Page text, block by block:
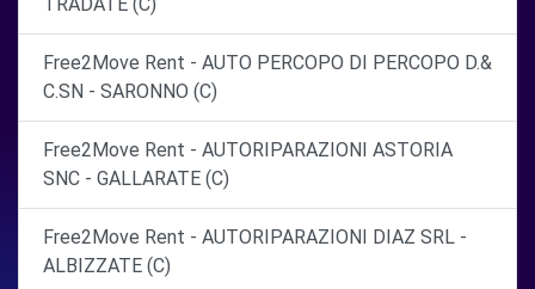
Free2Move Rent - AUTO PERCOPO DI PERCOPO D.&
C.SN - SARONNO (C)
Free2Move Rent - AUTORIPARAZIONI ASTORIA
SNC - GALLARATE (C)
Free2Move Rent - AUTORIPARAZIONI DIAZ SRL -
ALBIZZATE (C)